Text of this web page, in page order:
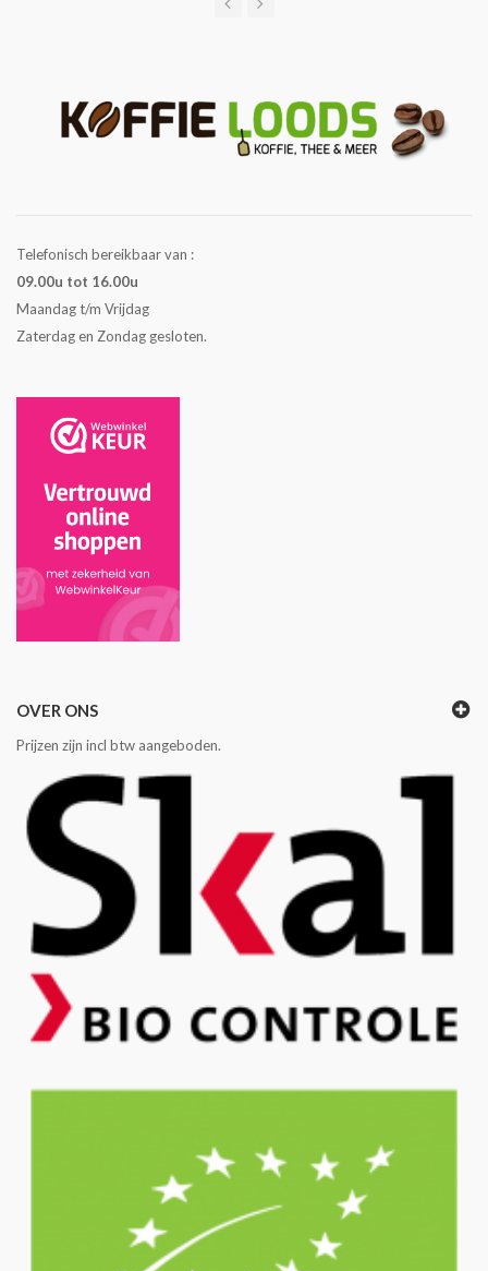
Telefonisch bereikbaar van :
09.00u tot 16.00u
Maandag t/m Vrijdag
Zaterdag en Zondag gesloten.
OVER ONS
Prijzen zijn incl btw aangeboden.